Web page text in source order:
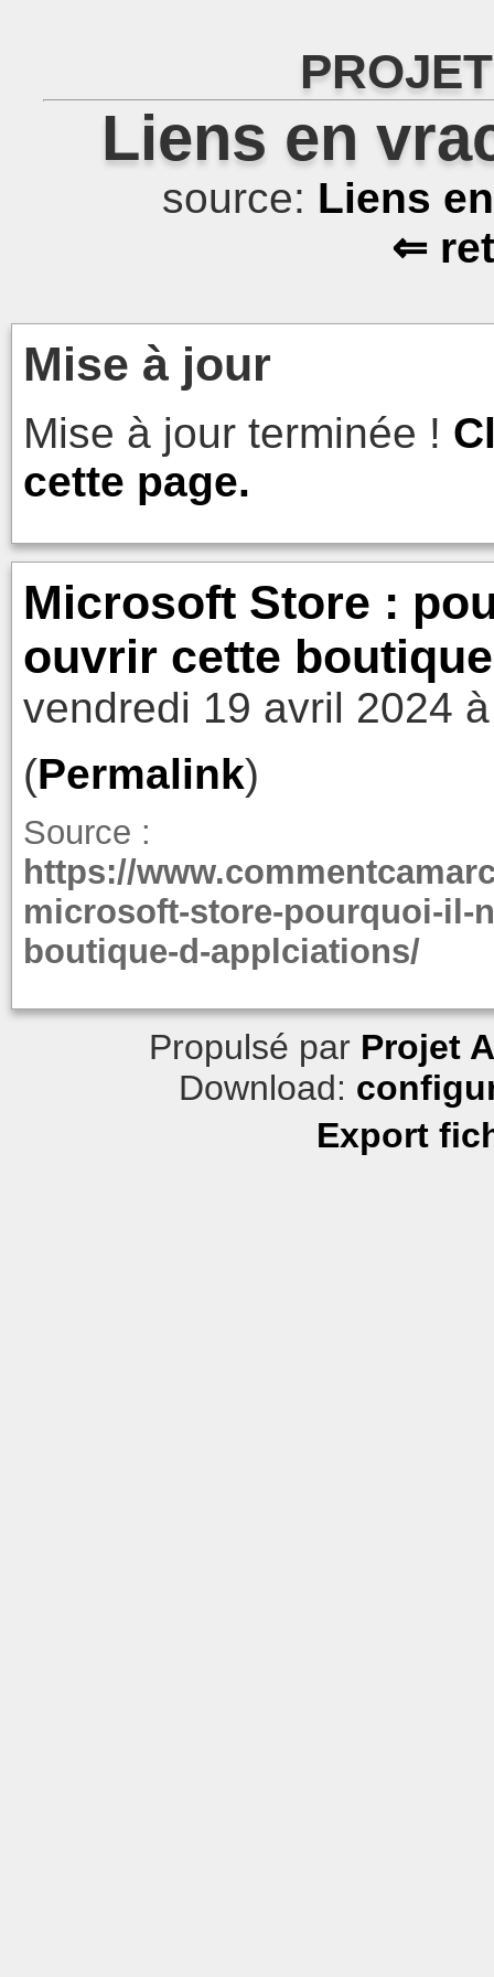
Liens en
source: Liens
⇐
Mise à jour
Mise à jour terminée !
cette page.
Microsoft Store :
ouvrir cette
vendredi 19 avril 2024
(Permalink)
Source :
https://
microsoft-store-pourquoi-il-
boutique-d-applciations/
Propulsé par Projet
Download:
Export